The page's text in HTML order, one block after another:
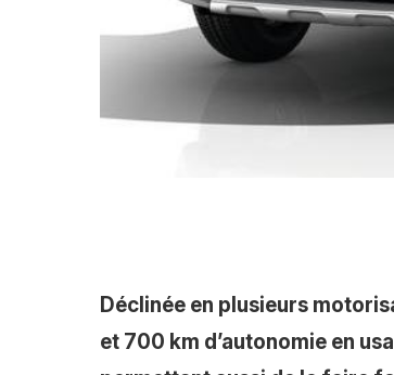
Déclinée en plusieurs
et 700 km d’autonomie en